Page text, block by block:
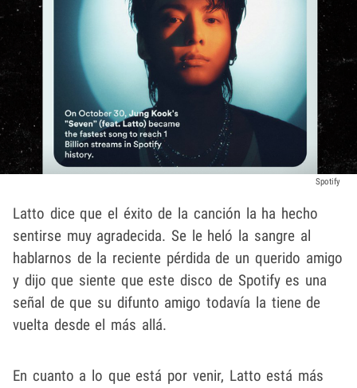
Spotify
Latto dice que el éxito de la canción la ha hecho
sentirse muy agradecida. Se le heló la sangre al
hablarnos de la reciente pérdida de un querido amigo
y dijo que siente que este disco de Spotify es una
señal de que su difunto amigo todavía la tiene de
vuelta desde el más allá.
En cuanto a lo que está por venir, Latto está más